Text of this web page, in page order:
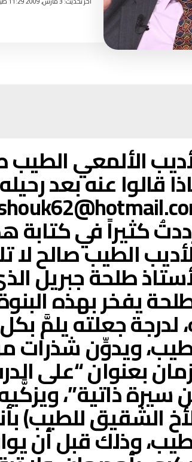
الألمعي الطيب صالح
قالوا عنه بعد
كثيراً في كتابة
الطيب صالح
طلحة جبريل
يفخر بهذه
لدرجة جعلته يلمَّ
ويدوِّن شذرات
بعنوان “على
سيرة ذاتية”،
الشقيق للطيب)
وذلك قبل أن